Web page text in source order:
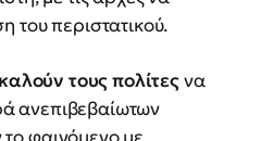
του περιστατικού.
τους πολίτεςνα
ανεπιβεβαίωτων